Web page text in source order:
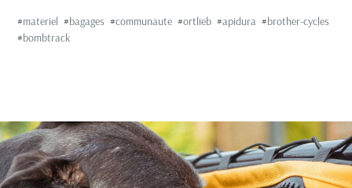
#materiel #bagages #communaute #ortlieb #apidura #brother-cycles
#bombtrack